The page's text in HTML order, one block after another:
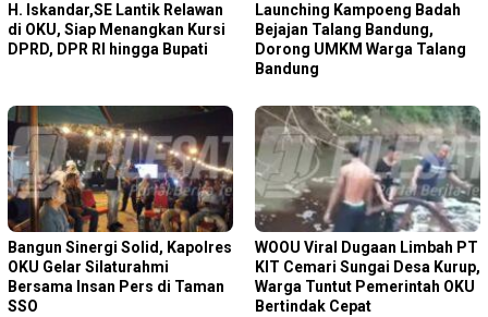
H. Iskandar,SE Lantik Relawan
di OKU, Siap Menangkan Kursi
DPRD, DPR RI hingga Bupati
Launching Kampoeng Badah
Bejajan Talang Bandung,
Dorong UMKM Warga Talang
Bandung
Bangun Sinergi Solid, Kapolres
OKU Gelar Silaturahmi
Bersama Insan Pers di Taman
SSO
WOOU Viral Dugaan Limbah PT
KIT Cemari Sungai Desa Kurup,
Warga Tuntut Pemerintah OKU
Bertindak Cepat